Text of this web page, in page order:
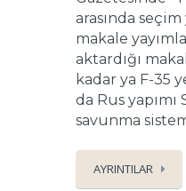
arasında
makale
aktardığı
kadar ya F-35
da Rus
savunma
AYRINTILAR